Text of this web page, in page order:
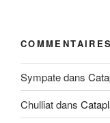
Sympatedans
Chulliatdans